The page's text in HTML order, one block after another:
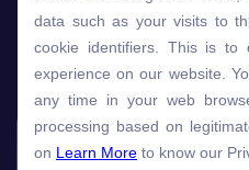
cho
Gói học
Speech Analyzer
data such as your visits to
cookie identifiers. This is to
experience on our website.
any time in your web
processing based on
on Learn More to know our
data such as your visits to
cookie identifiers. This is to
experience on our website.
any time in your web
processing based on
on Learn More to know our